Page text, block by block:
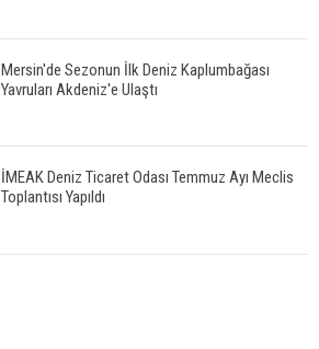
Mersin'de Sezonun İlk Deniz Kaplumbağası
Yavruları Akdeniz'e Ulaştı
İMEAK Deniz Ticaret Odası Temmuz Ayı Meclis
Toplantısı Yapıldı